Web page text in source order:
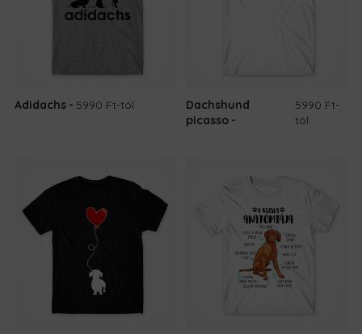
Adidachs 5990 Ft-tól
Dachshund
picasso
5990 Ft-
tól